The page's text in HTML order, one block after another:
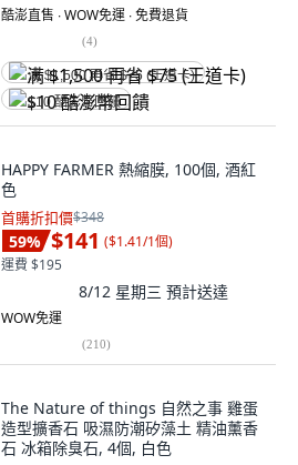
酷澎直售 ∙ WOW免運 ∙ 免費退貨
(4)
满 $1,500 再省 $75 (王道卡)
$10 酷澎幣回饋
HAPPY FARMER 熱縮膜, 100個, 酒紅
色
首購折扣價$348
59% $141 ($1.41/1個)
運費 $195
8/12 星期三 預計送達
WOW免運
(210)
The Nature of things 自然之事 雞蛋
造型擴香石 吸濕防潮矽藻土 精油薰香
石 冰箱除臭石, 4個, 白色